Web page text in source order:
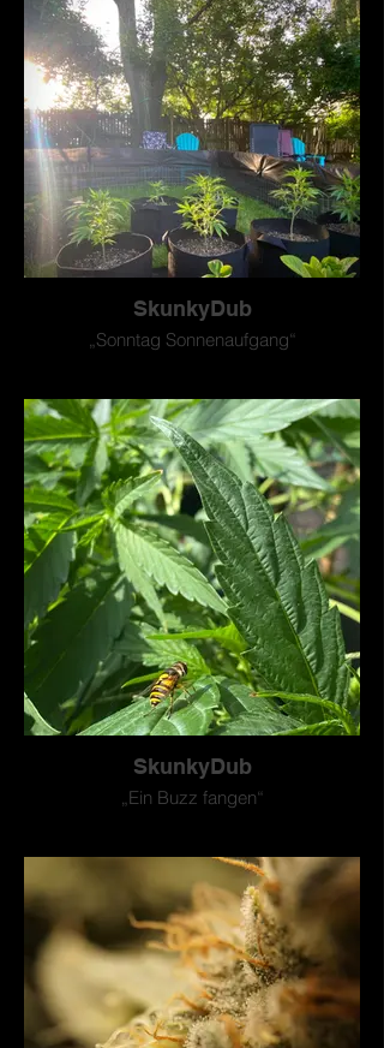
SkunkyDub
„Sonntag Sonnenaufgang“
SkunkyDub
„Ein Buzz fangen“